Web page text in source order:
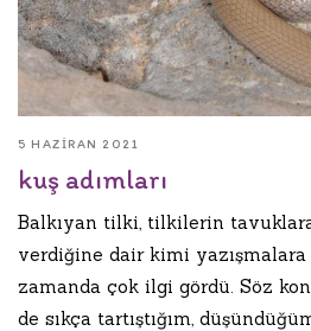
5 HAZIRAN 2021
kuş adımları
Balkıyan tilki, tilkilerin
verdiğine dair kimi yazışmalara
zamanda çok ilgi gördü. Söz
de sıkça tartıştığım,